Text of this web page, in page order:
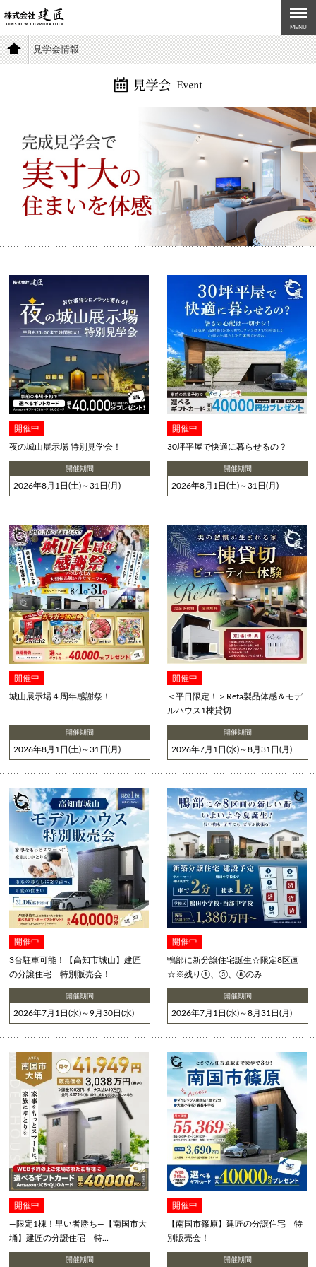
MENU
見学会情報
開催中
夜の城山展示場 特別見学会！
開催期間
2026年8月1日(土)～31日(月)
開催中
30坪平屋で快適に暮らせるの？
開催期間
2026年8月1日(土)～31日(月)
開催中
城山展示場４周年感謝祭！
開催期間
2026年8月1日(土)～31日(月)
開催中
＜平日限定！＞Refa製品体感＆モデ
ルハウス1棟貸切
開催期間
2026年7月1日(水)～8月31日(月)
開催中
3台駐車可能！【高知市城山】建匠
の分譲住宅 特別販売会！
開催期間
2026年7月1日(水)～9月30日(水)
開催中
鴨部に新分譲住宅誕生☆限定8区画
☆※残り①、③、⑧のみ
開催期間
2026年7月1日(水)～8月31日(月)
開催中
―限定1棟！早い者勝ち―【南国市大
埇】建匠の分譲住宅 特...
開催期間
開催中
【南国市篠原】建匠の分譲住宅 特
別販売会！
開催期間